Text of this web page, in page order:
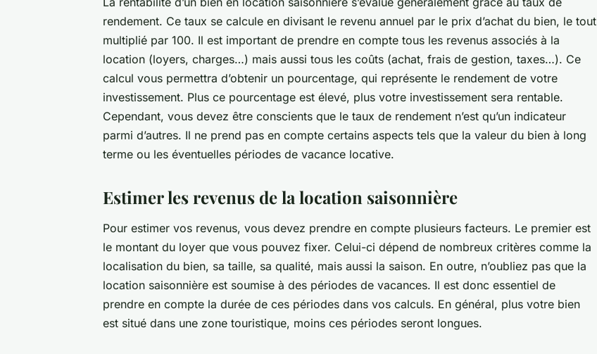
rendement. Ce taux se calcule en divisant le revenu annuel par le prix d’achat du bien, le tout
multiplié par 100. Il est important de prendre en compte tous les revenus associés à la
location (loyers, charges…) mais aussi tous les coûts (achat, frais de gestion, taxes…). Ce
calcul vous permettra d’obtenir un pourcentage, qui représente le rendement de votre
investissement. Plus ce pourcentage est élevé, plus votre investissement sera rentable.
Cependant, vous devez être conscients que le taux de rendement n’est qu’un indicateur
parmi d’autres. Il ne prend pas en compte certains aspects tels que la valeur du bien à long
terme ou les éventuelles périodes de vacance locative.
Estimer les revenus de la location saisonnière
Pour estimer vos revenus, vous devez prendre en compte plusieurs facteurs. Le premier est
le montant du loyer que vous pouvez fixer. Celui-ci dépend de nombreux critères comme la
localisation du bien, sa taille, sa qualité, mais aussi la saison. En outre, n’oubliez pas que la
location saisonnière est soumise à des périodes de vacances. Il est donc essentiel de
prendre en compte la durée de ces périodes dans vos calculs. En général, plus votre bien
est situé dans une zone touristique, moins ces périodes seront longues.